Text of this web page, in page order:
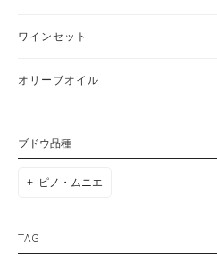
ワインセット
オリーブオイル
ブドウ品種
ピノ・ムニエ
TAG